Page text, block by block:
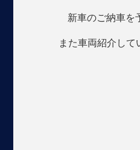
新車のご納車を
また車両紹介し